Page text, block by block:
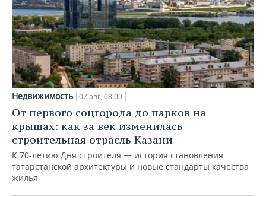
Недвижимость 07 авг, 08:00
От первого соцгорода до парков на
крышах: как за век изменилась
строительная отрасль Казани
К 70-летию Дня строителя — история становления
татарстанской архитектуры и новые стандарты качества
жилья